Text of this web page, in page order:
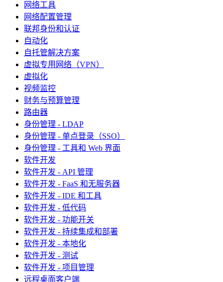
网络工具
网络配置管理
联邦身份和认证
自动化
自托管解决方案
虚拟专用网络（VPN）
虚拟化
视频监控
财务与预算管理
路由器
身份管理 - LDAP
身份管理 - 单点登录（SSO）
身份管理 - 工具和 Web 界面
软件开发
软件开发 - API 管理
软件开发 - FaaS 和无服务器
软件开发 - IDE 和工具
软件开发 - 低代码
软件开发 - 功能开关
软件开发 - 持续集成和部署
软件开发 - 本地化
软件开发 - 测试
软件开发 - 项目管理
远程桌面客户端